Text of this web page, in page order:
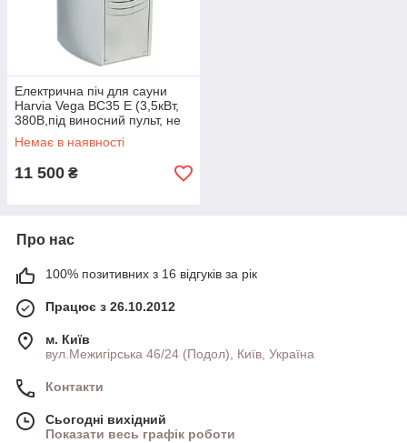
Електрична піч для сауни
Harvia Vega BC35 E (3,5кВт,
380В,під виносний пульт, не
постачається у комплекті)
Немає в наявності
11 500 ₴
Про нас
100% позитивних з 16 відгуків за рік
Працює з 26.10.2012
м. Київ
вул.Межигірська 46/24 (Подол), Київ, Україна
Контакти
Сьогодні вихідний
Показати весь графік роботи